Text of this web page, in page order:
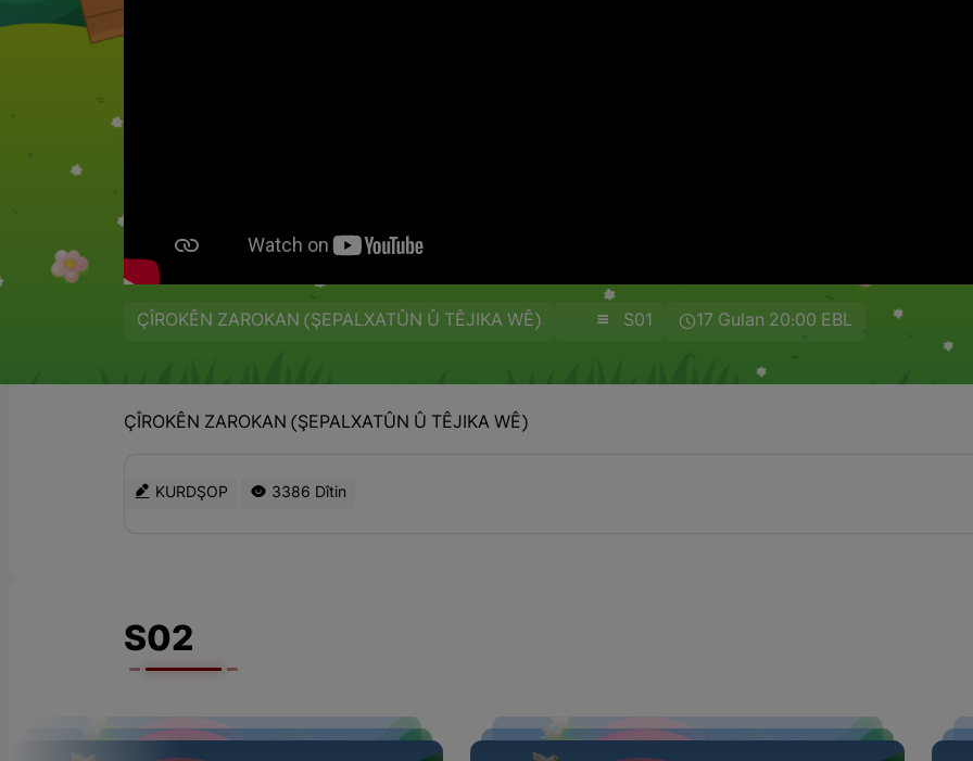
ÇÎROKÊN ZAROKAN (ŞEPALXATÛN Û TÊJIKA WÊ) S01 17 Gulan 20:00 EBL
ÇÎROKÊN ZAROKAN (ŞEPALXATÛN Û TÊJIKA WÊ)
KURDŞOP 3386 Dîtin
S02